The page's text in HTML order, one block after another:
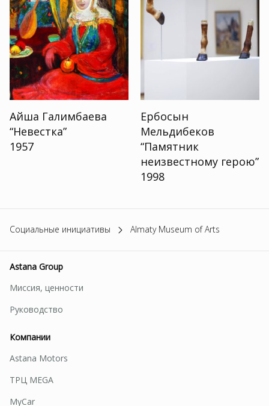
Айша Галимбаева
“Невестка”
1957
Ербосын
Мельдибеков
“Памятник
неизвестному герою”
1998
Социальные инициативы Almaty Museum of Arts
Astana Group
Миссия, ценности
Руководство
Компании
Astana Motors
ТРЦ MEGA
MyCar